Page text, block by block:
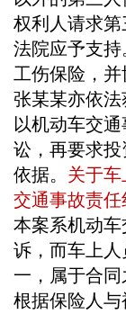
权利人请求
法院应予支
工伤保险，并
张某某亦依
以机动车交
讼，再要求
依据。 关于
交通事故责任
本案系机动
诉，而车上
一，属于合
根据保险人